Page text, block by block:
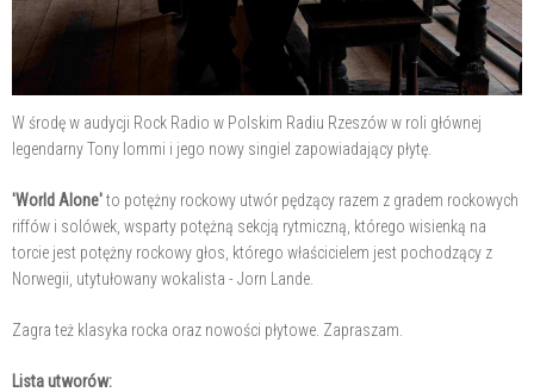
W środę w audycji Rock Radio w Polskim Radiu Rzeszów w roli głównej
legendarny Tony Iommi i jego nowy singiel zapowiadający płytę.
'World Alone'to potężny rockowy utwór pędzący razem z gradem rockowych
riffów i solówek, wsparty potężną sekcją rytmiczną, którego wisienką na
torcie jest potężny rockowy głos, którego właścicielem jest pochodzący z
Norwegii, utytułowany wokalista - Jorn Lande.
Zagra też klasyka rocka oraz nowości płytowe. Zapraszam.
Lista utworów: